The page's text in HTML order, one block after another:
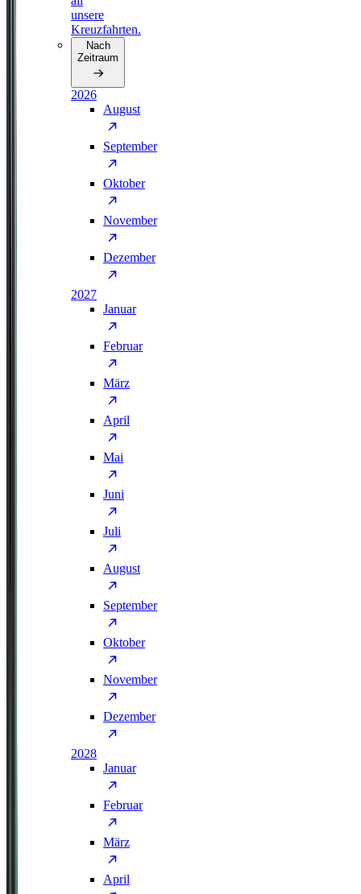
unsere
Kreuzfahrten.
Nach
Zeitraum
2026
August
September
Oktober
November
Dezember
2027
Januar
Februar
März
April
Mai
Juni
Juli
August
September
Oktober
November
Dezember
2028
Januar
Februar
März
April